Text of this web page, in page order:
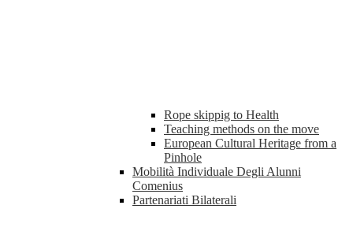
Rope skippig to Health
Teaching methods on the move
European Cultural Heritage from a
Pinhole
Mobilità Individuale Degli Alunni
Comenius
Partenariati Bilaterali